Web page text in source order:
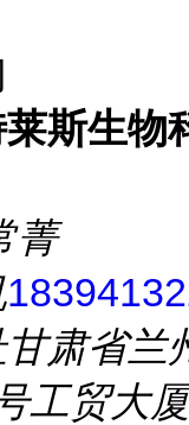
斯生物
菁
甘肃省兰
工贸大